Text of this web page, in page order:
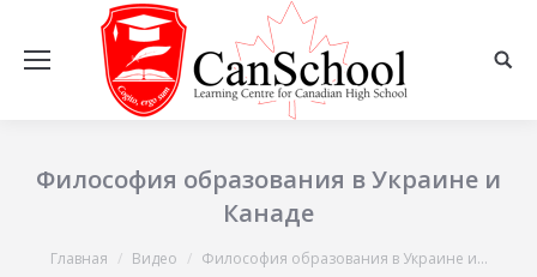
Философия образования в Украине и
Канаде
Вы здесь:
Главная Видео Философия образования в Украине и…